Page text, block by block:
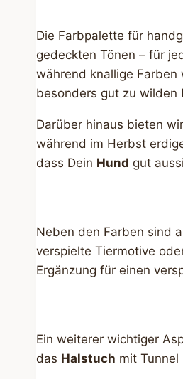
Die Farbpalette für
gedeckten Tönen – für
während knallige Farben
besonders gut zu wilden
Darüber hinaus bieten
während im Herbst
dass Dein Hund gut
Neben den Farben sind
verspielte Tiermotive
Ergänzung für einen
Ein weiterer wichtiger
das Halstuch mit Tunnel